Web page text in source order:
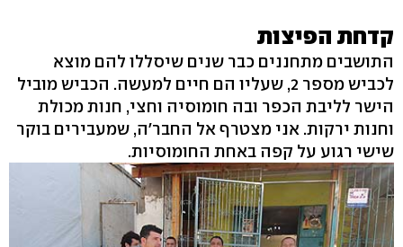
קדחת הפיצות
התושבים מתחננים כבר שנים שיסללו להם מוצא
לכביש מספר 2, שעליו הם חיים למעשה. הכביש מוביל
הישר לליבת הכפר ובה חומוסיה וחצי, חנות מכולת
וחנות ירקות. אני מצטרף אל החבר'ה, שמעבירים בוקר
שישי רגוע על קפה באחת החומוסיות.